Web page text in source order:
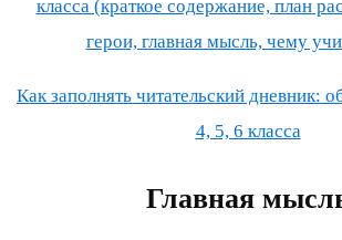
класса (краткое содержание, план
герои, главная мысль, чему
Как заполнять читательский дневник:
4, 5, 6 класса
Главная